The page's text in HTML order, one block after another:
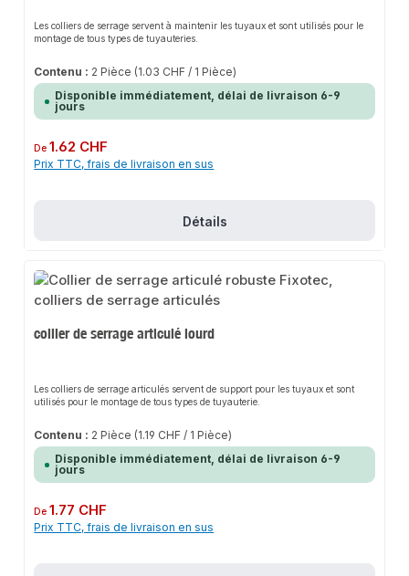
Les colliers de serrage servent à maintenir les tuyaux et sont utilisés pour le
montage de tous types de tuyauteries.
Contenu : 2 Pièce (1.03 CHF / 1 Pièce)
Disponible immédiatement, délai de livraison 6-9
jours
Prix régulier :
De1.62 CHF
Prix TTC, frais de livraison en sus
Détails
collier de serrage articulé lourd
Les colliers de serrage articulés servent de support pour les tuyaux et sont
utilisés pour le montage de tous types de tuyauterie.
Contenu : 2 Pièce (1.19 CHF / 1 Pièce)
Disponible immédiatement, délai de livraison 6-9
jours
Prix régulier :
De1.77 CHF
Prix TTC, frais de livraison en sus